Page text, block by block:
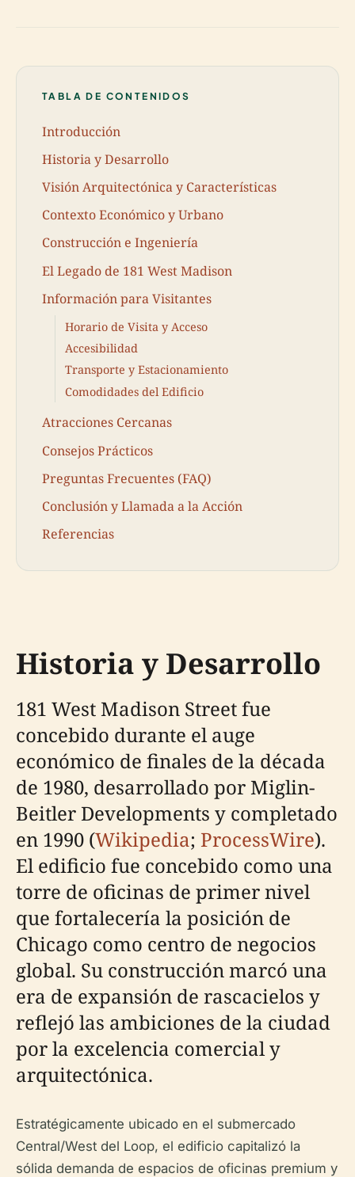
TABLA DE CONTENIDOS
Introducción
Historia y Desarrollo
Visión Arquitectónica y Características
Contexto Económico y Urbano
Construcción e Ingeniería
El Legado de 181 West Madison
Información para Visitantes
Horario de Visita y Acceso
Accesibilidad
Transporte y Estacionamiento
Comodidades del Edificio
Atracciones Cercanas
Consejos Prácticos
Preguntas Frecuentes (FAQ)
Conclusión y Llamada a la Acción
Referencias
Historia y Desarrollo
181 West Madison Street fue
concebido durante el auge
económico de finales de la década
de 1980, desarrollado por Miglin-
Beitler Developments y completado
en 1990 (Wikipedia; ProcessWire).
El edificio fue concebido como una
torre de oficinas de primer nivel
que fortalecería la posición de
Chicago como centro de negocios
global. Su construcción marcó una
era de expansión de rascacielos y
reflejó las ambiciones de la ciudad
por la excelencia comercial y
arquitectónica.
Estratégicamente ubicado en el submercado
Central/West del Loop, el edificio capitalizó la
sólida demanda de espacios de oficinas premium y